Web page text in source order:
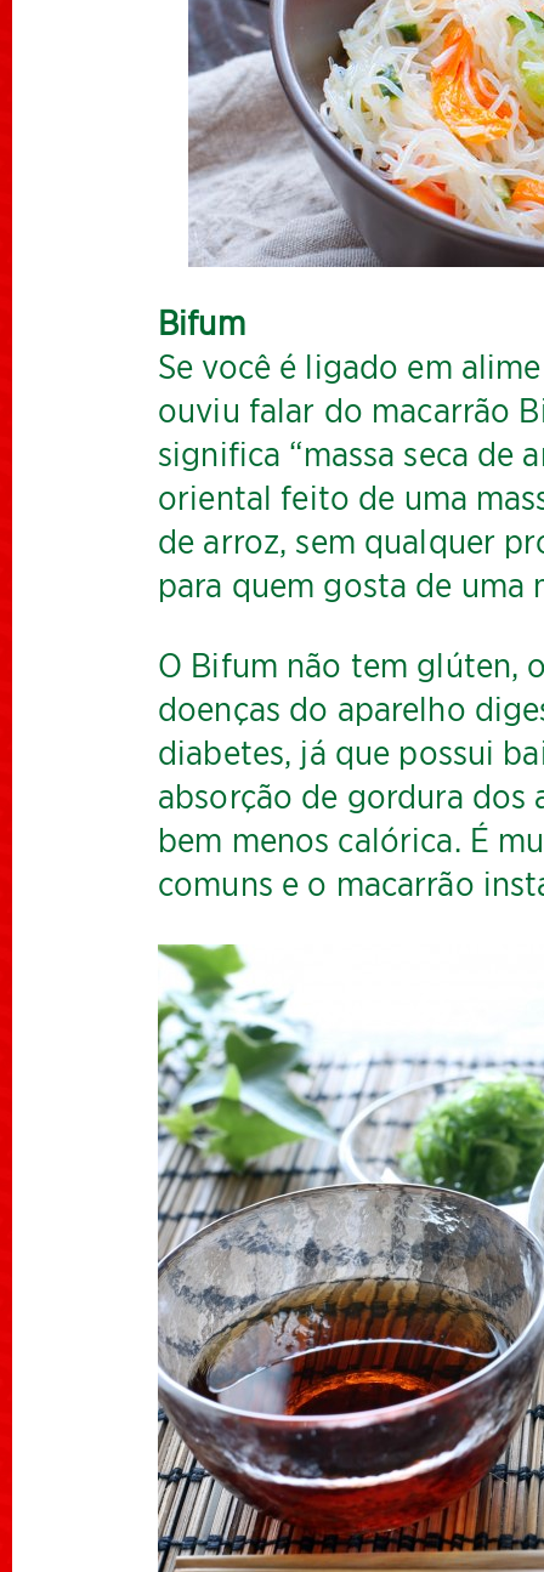
Bifum
Se você é ligado em
ouviu falar do macarrão
significa “massa seca de
oriental feito de uma
de arroz, sem qualquer
para quem gosta de uma
O Bifum não tem glúten,
doenças do aparelho
diabetes, já que possui
absorção de gordura dos
bem menos calórica. É
comuns e o macarrão